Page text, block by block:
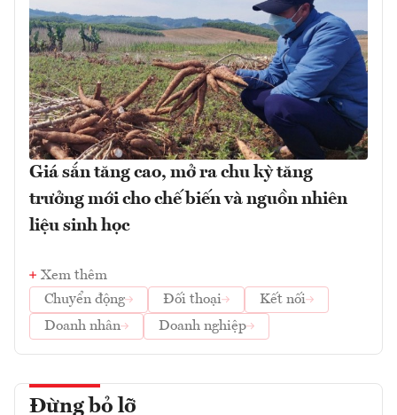
Giá sắn tăng cao, mở ra chu kỳ tăng
trưởng mới cho chế biến và nguồn nhiên
liệu sinh học
Xem thêm
Chuyển động
Đối thoại
Kết nối
Doanh nhân
Doanh nghiệp
Đừng bỏ lỡ